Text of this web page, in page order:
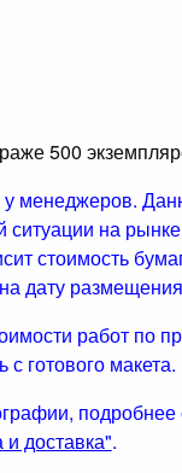
500
менеджеров.
на
стоимость
дату размещения
работ по
с готового макета.
подробнее
доставка".